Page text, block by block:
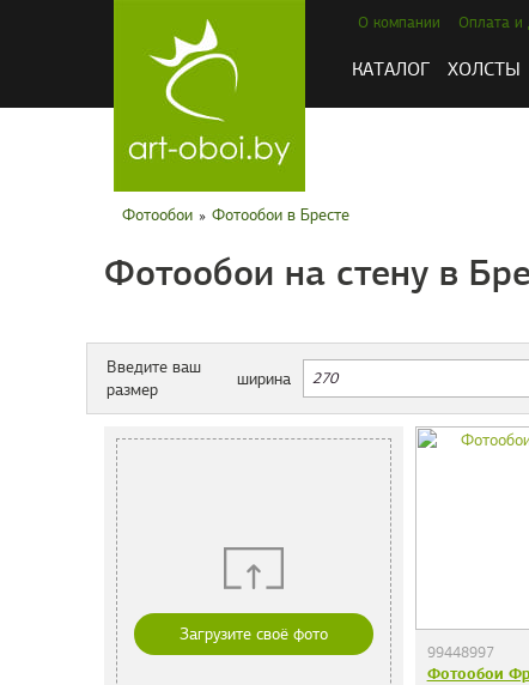
О компании Оплата и
КАТАЛОГ ХОЛСТЫ
Фотообои » Фотообои в Бресте
Фотообои на стену в
Введите ваш
размер
ширина
Загрузите своё фото
99448997
Фотообои